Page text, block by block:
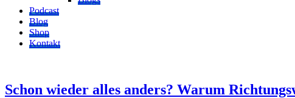
Podcast
Blog
Shop
Kontakt
Schon wieder alles anders? Warum